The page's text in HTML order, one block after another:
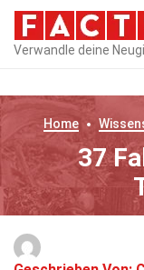
Verwandle deine
Home
37